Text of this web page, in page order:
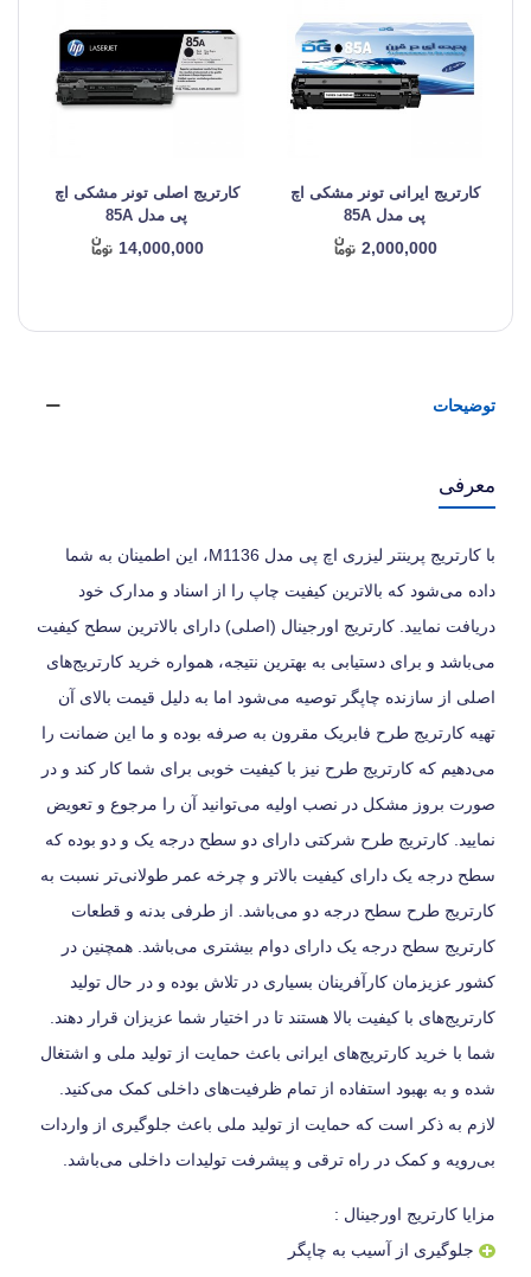
کارتریج ایرانی تونر مشکی اچ
پی مدل 85A
2,000,000
کارتریج اصلی تونر مشکی اچ
پی مدل 85A
14,000,000
توضیحات
معرفی
با کارتریج پرینتر لیزری اچ پی مدل M1136، این اطمینان به شما
داده می‌شود که بالاترین کیفیت چاپ را از اسناد و مدارک خود
دریافت نمایید. کارتریج اورجینال (اصلی) دارای بالاترین سطح کیفیت
می‌باشد و برای دستیابی به بهترین نتیجه، همواره خرید کارتریج‌های
اصلی از سازنده چاپگر توصیه می‌شود اما به دلیل قیمت بالای آن
تهیه کارتریج طرح فابریک مقرون به صرفه بوده و ما این ضمانت را
می‌دهیم که کارتریج طرح نیز با کیفیت خوبی برای شما کار کند و در
صورت بروز مشکل در نصب اولیه می‌توانید آن را مرجوع و تعویض
نمایید. کارتریج طرح شرکتی دارای دو سطح درجه یک و دو بوده که
سطح درجه یک دارای کیفیت بالاتر و چرخه عمر طولانی‌تر نسبت به
کارتریج طرح سطح درجه دو می‌باشد. از طرفی بدنه و قطعات
کارتریج سطح درجه یک دارای دوام بیشتری می‌باشد. همچنین در
کشور عزیزمان کارآفرینان بسیاری در تلاش بوده و در حال تولید
کارتریج‌های با کیفیت بالا هستند تا در اختیار شما عزیزان قرار دهند.
شما با خرید کارتریج‌های ایرانی باعث حمایت از تولید ملی و اشتغال
شده و به بهبود استفاده از تمام ظرفیت‌های داخلی کمک می‌کنید.
لازم به ذکر است که حمایت از تولید ملی باعث جلوگیری از واردات
بی‌رویه و کمک در راه ترقی و پیشرفت تولیدات داخلی می‌باشد.
مزایا کارتریج اورجینال :
جلوگیری از آسیب به چاپگر